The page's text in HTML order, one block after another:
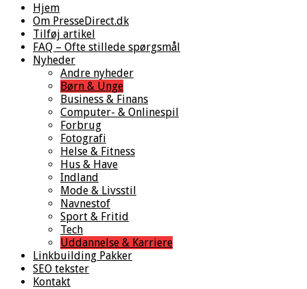
Hjem
Om PresseDirect.dk
Tilføj artikel
FAQ – Ofte stillede spørgsmål
Nyheder
Andre nyheder
Børn & Unge
Business & Finans
Computer- & Onlinespil
Forbrug
Fotografi
Helse & Fitness
Hus & Have
Indland
Mode & Livsstil
Navnestof
Sport & Fritid
Tech
Uddannelse & Karriere
Linkbuilding Pakker
SEO tekster
Kontakt